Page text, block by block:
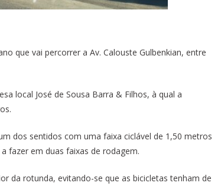
que vai percorrer a Av. Calouste Gulbenkian, entre
local José de Sousa Barra & Filhos, à qual a
dos sentidos com uma faixa ciclável de 1,50 metros
fazer em duas faixas de rodagem.
da rotunda, evitando-se que as bicicletas tenham de